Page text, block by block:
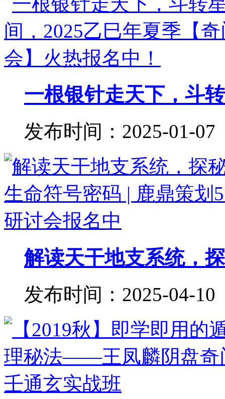
一根银针走天下，斗
发布时间：2025-01-07
解读天干地支系统，
发布时间：2025-04-10